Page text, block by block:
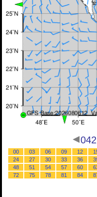
042
00 03 06 09 12
24
27 30 33 36
48
51 54 57 60
72
75 78 81 84